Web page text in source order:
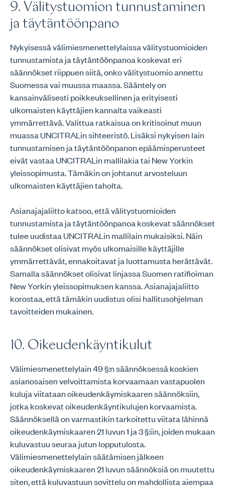
9. Välitystuomion tunnustaminen
ja täytäntöönpano
Nykyisessä välimiesmenettelylaissa välitystuomioiden
tunnustamista ja täytäntöönpanoa koskevat eri
säännökset riippuen siitä, onko välitystuomio annettu
Suomessa vai muussa maassa. Sääntely on
kansainvälisesti poikkeuksellinen ja erityisesti
ulkomaisten käyttäjien kannalta vaikeasti
ymmärrettävä. Valittua ratkaisua on kritisoinut muun
muassa UNCITRALin sihteeristö. Lisäksi nykyisen lain
tunnustamisen ja täytäntöönpanon epäämisperusteet
eivät vastaa UNCITRALin mallilakia tai New Yorkin
yleissopimusta. Tämäkin on johtanut arvosteluun
ulkomaisten käyttäjien taholta.
Asianajajaliitto katsoo, että välitystuomioiden
tunnustamista ja täytäntöönpanoa koskevat säännökset
tulee uudistaa UNCITRALin mallilain mukaisiksi. Näin
säännökset olisivat myös ulkomaisille käyttäjille
ymmärrettävät, ennakoitavat ja luottamusta herättävät.
Samalla säännökset olisivat linjassa Suomen ratifioiman
New Yorkin yleissopimuksen kanssa. Asianajajaliitto
korostaa, että tämäkin uudistus olisi hallitusohjelman
tavoitteiden mukainen.
10. Oikeudenkäyntikulut
Välimiesmenettelylain 49 §:n säännöksessä koskien
asianosaisen velvoittamista korvaamaan vastapuolen
kuluja viitataan oikeudenkäymiskaaren säännöksiin,
jotka koskevat oikeudenkäyntikulujen korvaamista.
Säännöksellä on varmastikin tarkoitettu viitata lähinnä
oikeudenkäymiskaaren 21 luvun 1 ja 3 §:iin, joiden mukaan
kuluvastuu seuraa jutun lopputulosta.
Välimiesmenettelylain säätämisen jälkeen
oikeudenkäymiskaaren 21 luvun säännöksiä on muutettu
siten, että kuluvastuun sovittelu on mahdollista aiempaa